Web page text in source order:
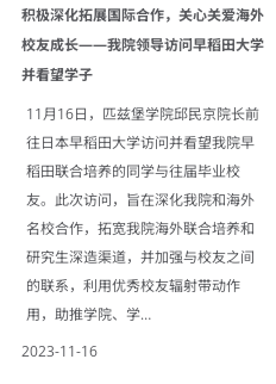
积极深化拓展国际合作，关心关爱海外
校友成长——我院领导访问早稻田大学
并看望学子
11月16日，匹兹堡学院邱民京院长前
往日本早稻田大学访问并看望我院早
稻田联合培养的同学与往届毕业校
友。此次访问，旨在深化我院和海外
名校合作，拓宽我院海外联合培养和
研究生深造渠道，并加强与校友之间
的联系，利用优秀校友辐射带动作
用，助推学院、学…
2023-11-16